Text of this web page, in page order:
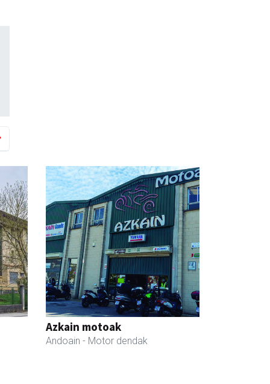
Azkain motoak
Andoain - Motor dendak